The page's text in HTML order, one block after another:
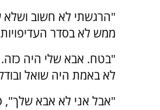
"הרגשתי לא חשוב ושלא
ממש לא בסדר
"בטח. אבא שלי היה
לא באמת היה שואל
"אבל אני לא אבא שלך",